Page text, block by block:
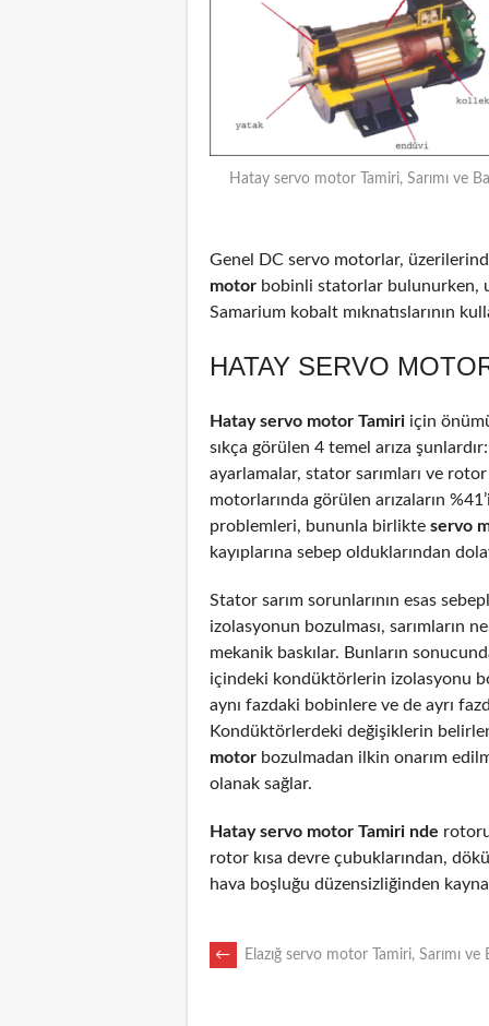
Hatay servo motor Tamiri, Sarımı ve
Genel DC servo motorlar,
motor bobinli statorlar bulunurken,
Samarium kobalt mıknatıslarının
HATAY SERVO
Hatay servo motor Tamiri için
sıkça görülen 4 temel arıza
ayarlamalar, stator sarımları ve
motorlarında görülen arızaların
problemleri, bununla birlikte servo
kayıplarına sebep olduklarından
Stator sarım sorunlarının esas
izolasyonun bozulması, sarımların
mekanik baskılar. Bunların
içindeki kondüktörlerin izolasyonu
aynı fazdaki bobinlere ve de ayrı
Kondüktörlerdeki değişiklerin
motor bozulmadan ilkin onarım
olanak sağlar.
Hatay servo motor Tamiri nde rotoru
rotor kısa devre çubuklarından,
hava boşluğu düzensizliğinden
POST
← Elazığ servo motor Tamiri, Sarımı ve